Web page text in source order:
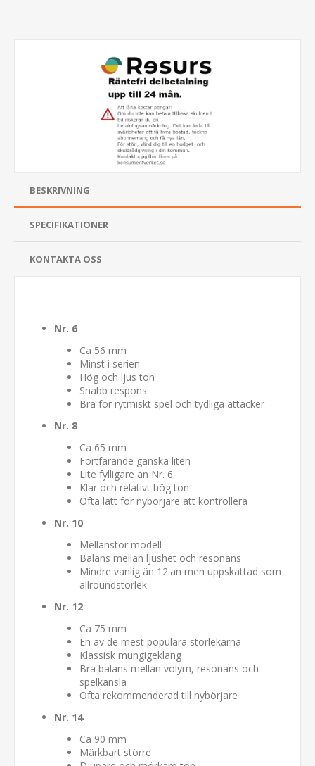
BESKRIVNING
SPECIFIKATIONER
KONTAKTA OSS
Nr. 6
Ca 56 mm
Minst i serien
Hög och ljus ton
Snabb respons
Bra för rytmiskt spel och tydliga attacker
Nr. 8
Ca 65 mm
Fortfarande ganska liten
Lite fylligare än Nr. 6
Klar och relativt hög ton
Ofta lätt för nybörjare att kontrollera
Nr. 10
Mellanstor modell
Balans mellan ljushet och resonans
Mindre vanlig än 12:an men uppskattad som
allroundstorlek
Nr. 12
Ca 75 mm
En av de mest populära storlekarna
Klassisk mungigeklang
Bra balans mellan volym, resonans och
spelkänsla
Ofta rekommenderad till nybörjare
Nr. 14
Ca 90 mm
Märkbart större